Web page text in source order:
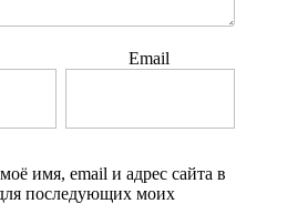
Email
имя, email и адрес сайта в
последующих моих